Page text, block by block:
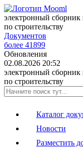
электронный
по строительству
Документов
более 41899
Обновления
02.08.2026 20:52
электронный
по строительству
Каталог
Новости
Разместить